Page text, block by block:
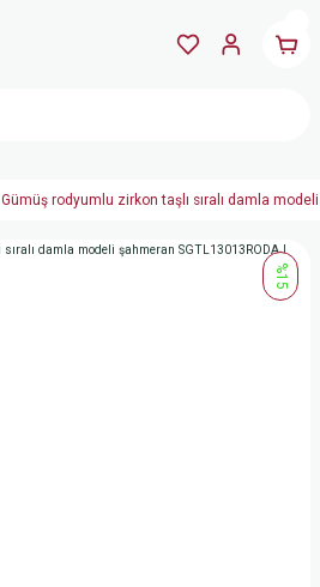
Gümüş rodyumlu zirkon taşlı sıralı damla
%15